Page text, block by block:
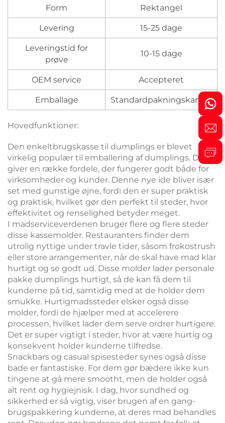
Form Rektangel
Levering 15-25 dage
Leveringstid for
prøve
10-15 dage
OEM service Accepteret
Emballage Standardpakningskarton
Hovedfunktioner:
Den enkeltbrugskasse til dumplings er blevet
virkelig populær til emballering af dumplings. Den
giver en række fordele, der fungerer godt både for
virksomheder og kunder. Denne nye ide bliver især
set med gunstige øjne, fordi den er super praktisk
og praktisk, hvilket gør den perfekt til steder, hvor
effektivitet og renselighed betyder meget.
I madserviceverdenen bruger flere og flere steder
disse kassemolder. Restauranters finder dem
utrolig nyttige under travle tider, såsom frokostrush
eller store arrangementer, når de skal have mad klar
hurtigt og se godt ud. Disse molder lader personale
pakke dumplings hurtigt, så de kan få dem til
kunderne på tid, samtidig med at de holder dem
smukke. Hurtigmadssteder elsker også disse
molder, fordi de hjælper med at accelerere
processen, hvilket lader dem serve ordrer hurtigere.
Det er super vigtigt i steder, hvor at være hurtig og
konsekvent holder kunderne tilfredse.
Snackbars og casual spisesteder synes også disse
bade er fantastiske. For dem gør bædere ikke kun
tingene at gå mere smootht, men de holder også
alt rent og hygiejnisk. I dag, hvor sundhed og
sikkerhed er så vigtig, viser brugen af en gang-
brugspakkering kunderne, at deres mad behandles